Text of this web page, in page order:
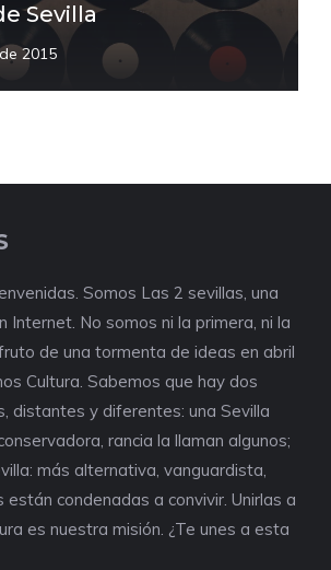
Sevilla
2015
Somos Las 2 sevillas, una
Internet. No somos ni la primera, ni la
de una tormenta de ideas en abril
Cultura. Sabemos que hay dos
distantes y diferentes: una Sevilla
rancia la llaman algunos;
más alternativa, vanguardista,
están condenadas a convivir. Unirlas a
es nuestra misión. ¿Te unes a esta